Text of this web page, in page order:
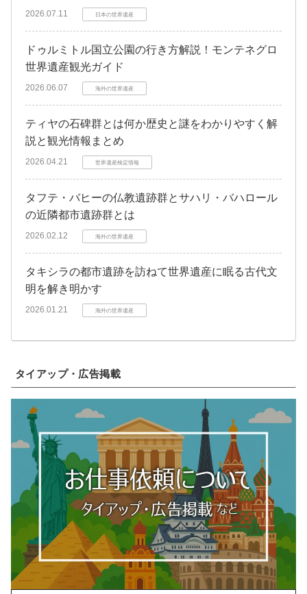
2026.07.11 日本の世界遺産
ドゥルミトル国立公園の行き方解説！モンテネグロ
世界遺産観光ガイド
2026.06.07 海外の世界遺産
ティヤの石碑群とは何か歴史と謎をわかりやすく解
説と観光情報まとめ
2026.04.21 世界遺産検定情報
タフテ・バヒーの仏教遺跡群とサハリ・バハロール
の近隣都市遺跡群とは
2026.02.12 海外の世界遺産
タキシラの都市遺跡を訪ねて世界遺産に眠る古代文
明を解き明かす
2026.01.21 海外の世界遺産
タイアップ・広告掲載